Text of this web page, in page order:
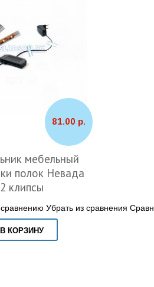
81.00 р.
мебельный
полок Невада
2 клипсы
Убрать из сравнения
В КОРЗИНУ